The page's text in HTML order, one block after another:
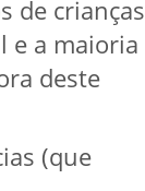
de crianças
e a maioria
deste
(que